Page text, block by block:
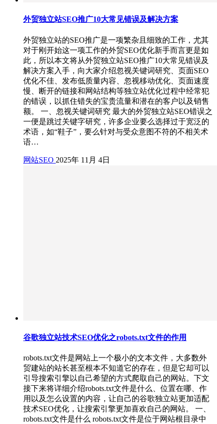
外贸独立站SEO推广10大常见错误及解决方案
外贸独立站的SEO推广是一项繁杂且细致的工作，尤其
对于刚开始这一项工作的外贸SEO优化新手而言更是如
此，所以本文将从外贸独立站SEO推广10大常见错误及
解决方案入手，向大家介绍忽视关键词研究、页面SEO
优化不佳、发布低质量内容、忽视移动优化、页面速度
慢、断开的链接和网站结构等独立站优化过程中经常犯
的错误，以抓住错失的宝贵流量和潜在的客户以及销售
额。 一、忽视关键词研究 最大的外贸独立站SEO错误之
一便是跳过关键字研究，许多企业要么选择过于宽泛的
术语，如“鞋子”，要么针对与受众意图不符的不相关术
语…
网站SEO 2025年 11月 4日
谷歌独立站技术SEO优化之robots.txt文件的作用
robots.txt文件是网站上一个极小的文本文件，大多数外
贸建站的站长甚至根本不知道它的存在，但是它却可以
引导搜索引擎以自己希望的方式爬取自己的网站。下文
接下来将详细介绍robots.txt文件是什么、位置在哪、作
用以及怎么设置的内容，让自己的谷歌独立站更加适配
技术SEO优化，让搜索引擎更加喜欢自己的网站。 一、
robots.txt文件是什么 robots.txt文件是位于网站根目录中